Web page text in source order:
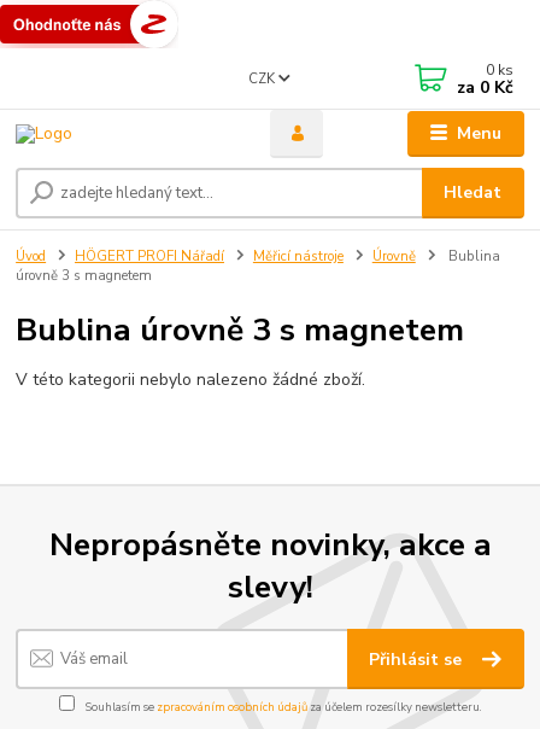
Menu
CZK
Hledat
0 ks
za 0 Kč
Úvod HÖGERT PROFI Nářadí Měřicí nástroje Úrovně
Bublina
úrovně 3 s magnetem
Bublina úrovně 3 s magnetem
V této kategorii nebylo nalezeno žádné zboží.
Nepropásněte novinky, akce a
slevy!
Přihlásit se
Souhlasím se zpracováním osobních údajůza účelem rozesílky newsletteru.